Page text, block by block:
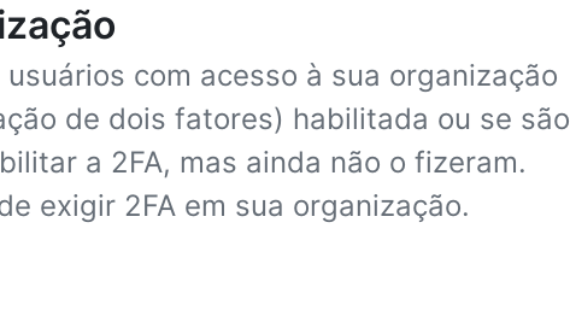
com acesso à sua organização
de dois fatores) habilitada ou se são
a 2FA, mas ainda não o fizeram.
exigir 2FA em sua organização.